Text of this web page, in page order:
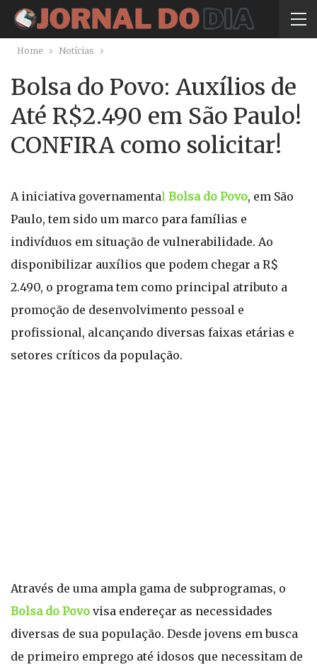
Home Notícias
Bolsa do Povo: Auxílios de
Até R$2.490 em São Paulo!
CONFIRA como solicitar!
A iniciativa governamental Bolsa do Povo, em São
Paulo, tem sido um marco para famílias e
indivíduos em situação de vulnerabilidade. Ao
disponibilizar auxílios que podem chegar a R$
2.490, o programa tem como principal atributo a
promoção de desenvolvimento pessoal e
profissional, alcançando diversas faixas etárias e
setores críticos da população.
Através de uma ampla gama de subprogramas, o
Bolsa do Povo visa endereçar as necessidades
diversas de sua população. Desde jovens em busca
de primeiro emprego até idosos que necessitam de